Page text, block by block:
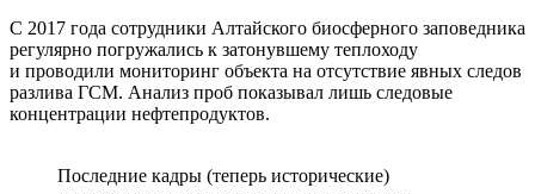
С 2017 года сотрудники Алтайского биосферного заповедника
регулярно погружались к затонувшему теплоходу
и проводили мониторинг объекта на отсутствие явных следов
разлива ГСМ. Анализ проб показывал лишь следовые
концентрации нефтепродуктов.
Последние кадры (теперь исторические)